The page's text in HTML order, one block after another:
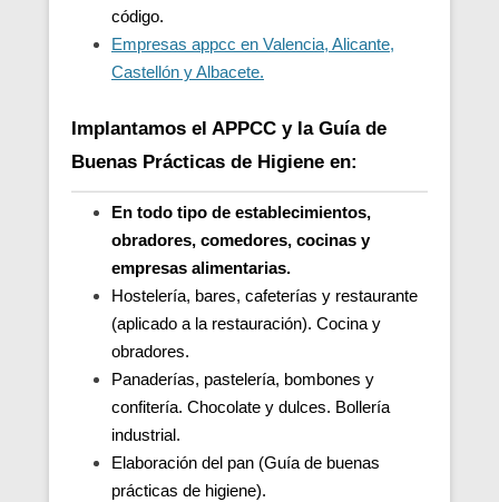
código.
Empresas appcc en Valencia, Alicante,
Castellón y Albacete.
Implantamos el APPCC y la Guía de
Buenas Prácticas de Higiene en:
En todo tipo de establecimientos,
obradores, comedores, cocinas y
empresas alimentarias.
Hostelería, bares, cafeterías y restaurante
(aplicado a la restauración). Cocina y
obradores.
Panaderías, pastelería, bombones y
confitería. Chocolate y dulces. Bollería
industrial.
Elaboración del pan (Guía de buenas
prácticas de higiene).